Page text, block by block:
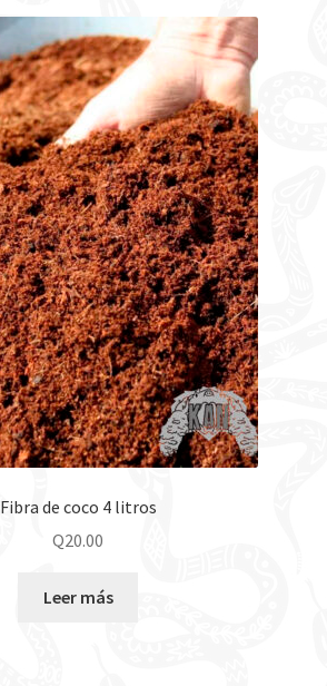
Fibra de coco 4 litros
Q20.00
Leer más